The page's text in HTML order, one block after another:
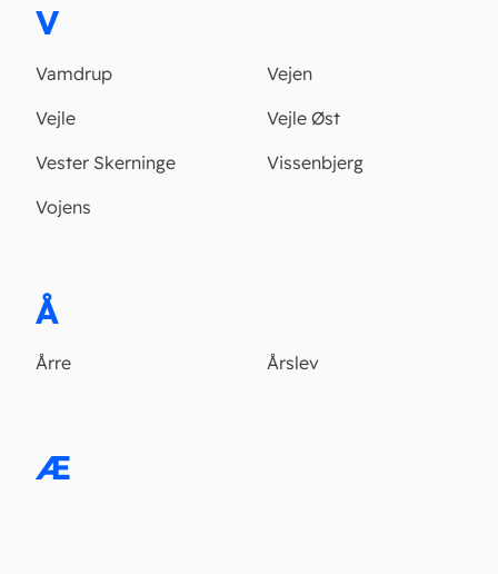
V
Vamdrup
Vejen
Vejle
Vejle Øst
Vester Skerninge
Vissenbjerg
Vojens
Å
Årre Årslev
Æ